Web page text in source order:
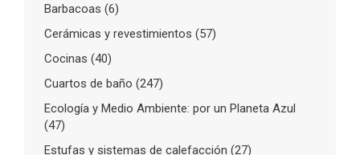
Barbacoas (6)
Cerámicas y revestimientos (57)
Cocinas (40)
Cuartos de baño (247)
Ecología y Medio Ambiente: por un Planeta Azul
(47)
Estufas y sistemas de calefacción (27)